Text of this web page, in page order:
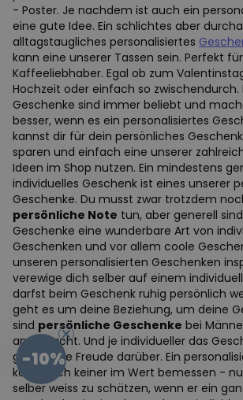
- Poster. Je nachdem ist auch ein
eine gute Idee. Ein schlichtes aber
alltagstaugliches personalisiertes
kann eine unserer Tassen sein. Perfekt
Kaffeeliebhaber. Egal ob zum
Hochzeit oder einfach so zwischendurch.
Geschenke sind immer beliebt und
besser, wenn es ein personalisiertes
kannst dir für dein persönliches
sparen und einfach eine unserer
Ideen im Shop nutzen. Ein mindestens
individuelles Geschenk ist eines unserer
Geschenke. Du musst zwar trotzdem
persönliche Note tun, aber generell
Geschenke eine wunderbare Art von
Geschenken und vor allem coole
unseren personalisierten Geschenken
verewige dich selber auf einem
darfst beim Geschenk ruhig persönlich
geht es um deine Beziehung, um deine
sind persönliche Geschenke bei
angebracht. Und je individueller das
grösser die Freude darüber. Ein
kann auch keiner im Wert bemessen -
selber weiss zu schätzen, wenn er ein
-10%